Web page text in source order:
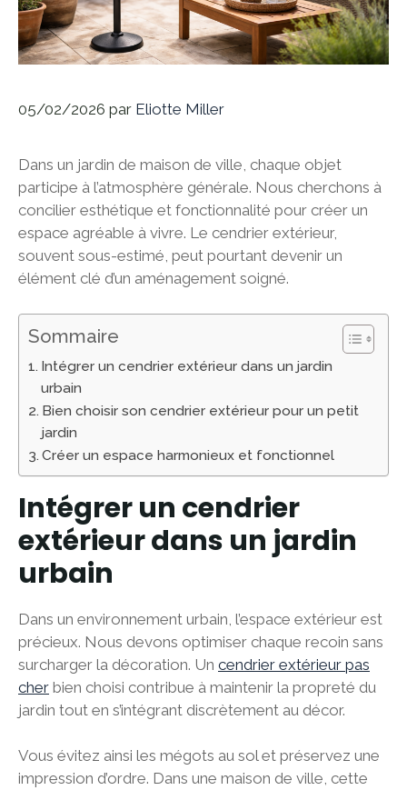
05/02/2026 par Eliotte Miller
Dans un jardin de maison de ville, chaque objet
participe à l’atmosphère générale. Nous cherchons à
concilier esthétique et fonctionnalité pour créer un
espace agréable à vivre. Le cendrier extérieur,
souvent sous-estimé, peut pourtant devenir un
élément clé d’un aménagement soigné.
Sommaire
Intégrer un cendrier extérieur dans un jardin
urbain
Bien choisir son cendrier extérieur pour un petit
jardin
Créer un espace harmonieux et fonctionnel
Intégrer un cendrier
extérieur dans un jardin
urbain
Dans un environnement urbain, l’espace extérieur est
précieux. Nous devons optimiser chaque recoin sans
surcharger la décoration. Un cendrier extérieur pas
cher bien choisi contribue à maintenir la propreté du
jardin tout en s’intégrant discrètement au décor.
Vous évitez ainsi les mégots au sol et préservez une
impression d’ordre. Dans une maison de ville, cette